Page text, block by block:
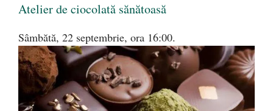
Atelier de ciocolată sănătoasă
Sâmbătă, 22 septembrie, ora 16:00.